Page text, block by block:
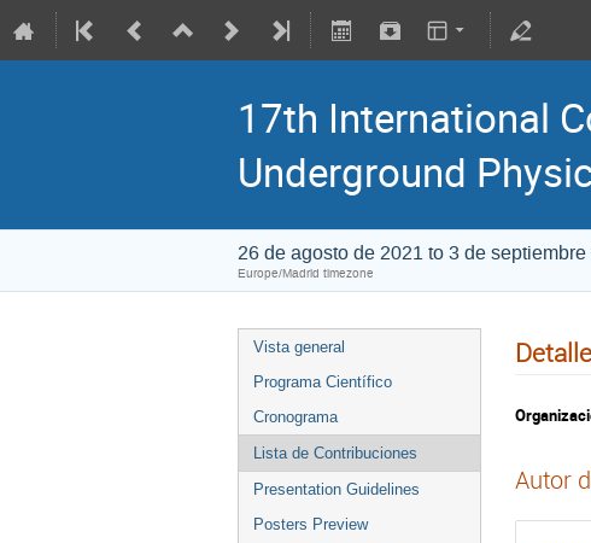
17th International
Underground
26 de agosto de 2021 to 3 de
Europe/Madrid timezone
Vista general
Programa Científico
Cronograma
Lista de Contribuciones
Presentation Guidelines
Posters Preview
Autor